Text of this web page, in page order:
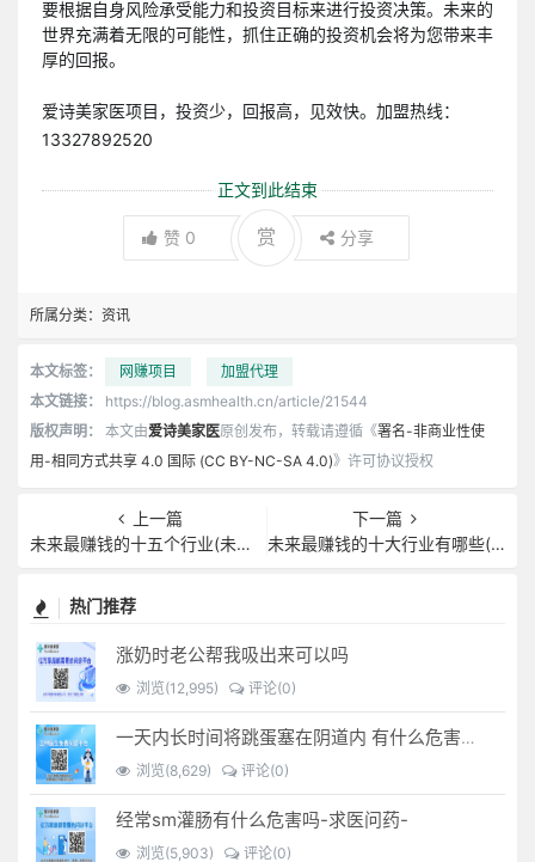
要根据自身风险承受能力和投资目标来进行投资决策。未来的
世界充满着无限的可能性，抓住正确的投资机会将为您带来丰
厚的回报。
爱诗美家医项目，投资少，回报高，见效快。加盟热线：
13327892520
正文到此结束
赞 0 赏 分享
所属分类： 资讯
本文标签： 网赚项目
加盟代理
本文链接：
https://blog.asmhealth.cn/article/21544
版权声明：
本文由爱诗美家医原创发布，转载请遵循《署名-非商业性使
用-相同方式共享 4.0 国际 (CC BY-NC-SA 4.0)》许可协议授权
上一篇
未来最赚钱的十五个行业(未来最赚钱的十大行业有哪些)
下一篇
未来最赚钱的十大行业有哪些(未来最赚钱的十大行业)
热门推荐
涨奶时老公帮我吸出来可以吗
浏览(12,995) 评论(0)
一天内长时间将跳蛋塞在阴道内 有什么危害免...(跳蛋是放哪里)
浏览(8,629) 评论(0)
经常sm灌肠有什么危害吗-求医问药-
浏览(5,903) 评论(0)